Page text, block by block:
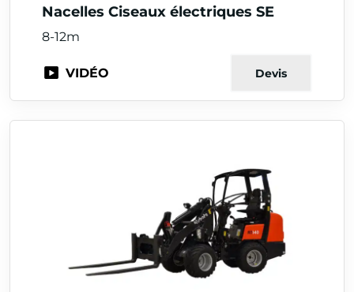
Nacelles Ciseaux électriques SE
8-12m
VIDÉO Devis